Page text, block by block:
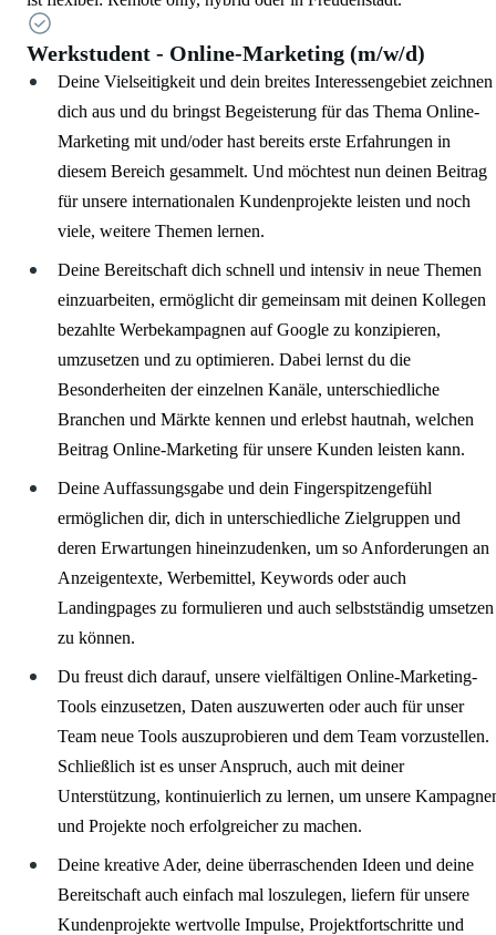
Werkstudent - Online-Marketing (m/w/d)
Deine Vielseitigkeit und dein breites Interessengebiet zeichnen
dich aus und du bringst Begeisterung für das Thema Online-
Marketing mit und/oder hast bereits erste Erfahrungen in
diesem Bereich gesammelt. Und möchtest nun deinen Beitrag
für unsere internationalen Kundenprojekte leisten und noch
viele, weitere Themen lernen.
Deine Bereitschaft dich schnell und intensiv in neue Themen
einzuarbeiten, ermöglicht dir gemeinsam mit deinen Kollegen
bezahlte Werbekampagnen auf Google zu konzipieren,
umzusetzen und zu optimieren. Dabei lernst du die
Besonderheiten der einzelnen Kanäle, unterschiedliche
Branchen und Märkte kennen und erlebst hautnah, welchen
Beitrag Online-Marketing für unsere Kunden leisten kann.
Deine Auffassungsgabe und dein Fingerspitzengefühl
ermöglichen dir, dich in unterschiedliche Zielgruppen und
deren Erwartungen hineinzudenken, um so Anforderungen an
Anzeigentexte, Werbemittel, Keywords oder auch
Landingpages zu formulieren und auch selbstständig umsetzen
zu können.
Du freust dich darauf, unsere vielfältigen Online-Marketing-
Tools einzusetzen, Daten auszuwerten oder auch für unser
Team neue Tools auszuprobieren und dem Team vorzustellen.
Schließlich ist es unser Anspruch, auch mit deiner
Unterstützung, kontinuierlich zu lernen, um unsere
und Projekte noch erfolgreicher zu machen.
Deine kreative Ader, deine überraschenden Ideen und deine
Bereitschaft auch einfach mal loszulegen, liefern für unsere
Kundenprojekte wertvolle Impulse, Projektfortschritte und